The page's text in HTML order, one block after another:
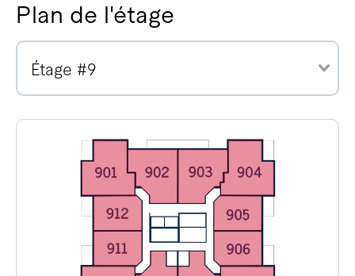
Plan de l'étage
Étage #9